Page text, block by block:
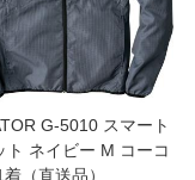
G-5010 スマート
ト ネイビー M コーコ
（直送品）